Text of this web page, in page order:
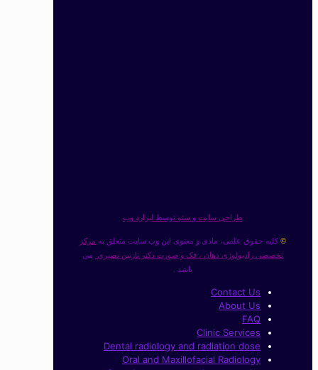
طراحی سایت و سئو توسط لیزارد وب
© کلیه حقوق علمی، مادی و معنوی این وب سایت متعلق به مرکز
تخصصی رادیولوژی دهان ، فک و صورت دکتر نازنین بصیری می
باشد .
Contact Us
About Us
FAQ
Clinic Services
Dental radiology and radiation dose
Oral and Maxillofacial Radiology